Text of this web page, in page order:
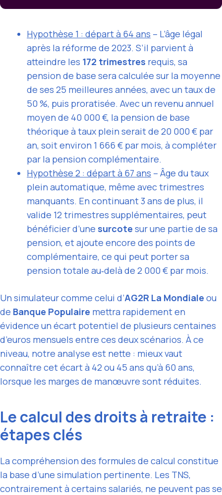
Hypothèse 1 : départ à 64 ans – L’âge légal
après la réforme de 2023. S’il parvient à
atteindre les 172 trimestres requis, sa
pension de base sera calculée sur la moyenne
de ses 25 meilleures années, avec un taux de
50 %, puis proratisée. Avec un revenu annuel
moyen de 40 000 €, la pension de base
théorique à taux plein serait de 20 000 € par
an, soit environ 1 666 € par mois, à compléter
par la pension complémentaire.
Hypothèse 2 : départ à 67 ans – Âge du taux
plein automatique, même avec trimestres
manquants. En continuant 3 ans de plus, il
valide 12 trimestres supplémentaires, peut
bénéficier d’une surcote sur une partie de sa
pension, et ajoute encore des points de
complémentaire, ce qui peut porter sa
pension totale au‑delà de 2 000 € par mois.
Un simulateur comme celui d’AG2R La Mondiale ou
de Banque Populaire mettra rapidement en
évidence un écart potentiel de plusieurs centaines
d’euros mensuels entre ces deux scénarios. À ce
niveau, notre analyse est nette : mieux vaut
connaître cet écart à 42 ou 45 ans qu’à 60 ans,
lorsque les marges de manœuvre sont réduites.
Le calcul des droits à retraite :
étapes clés
La compréhension des formules de calcul constitue
la base d’une simulation pertinente. Les TNS,
contrairement à certains salariés, ne peuvent pas se